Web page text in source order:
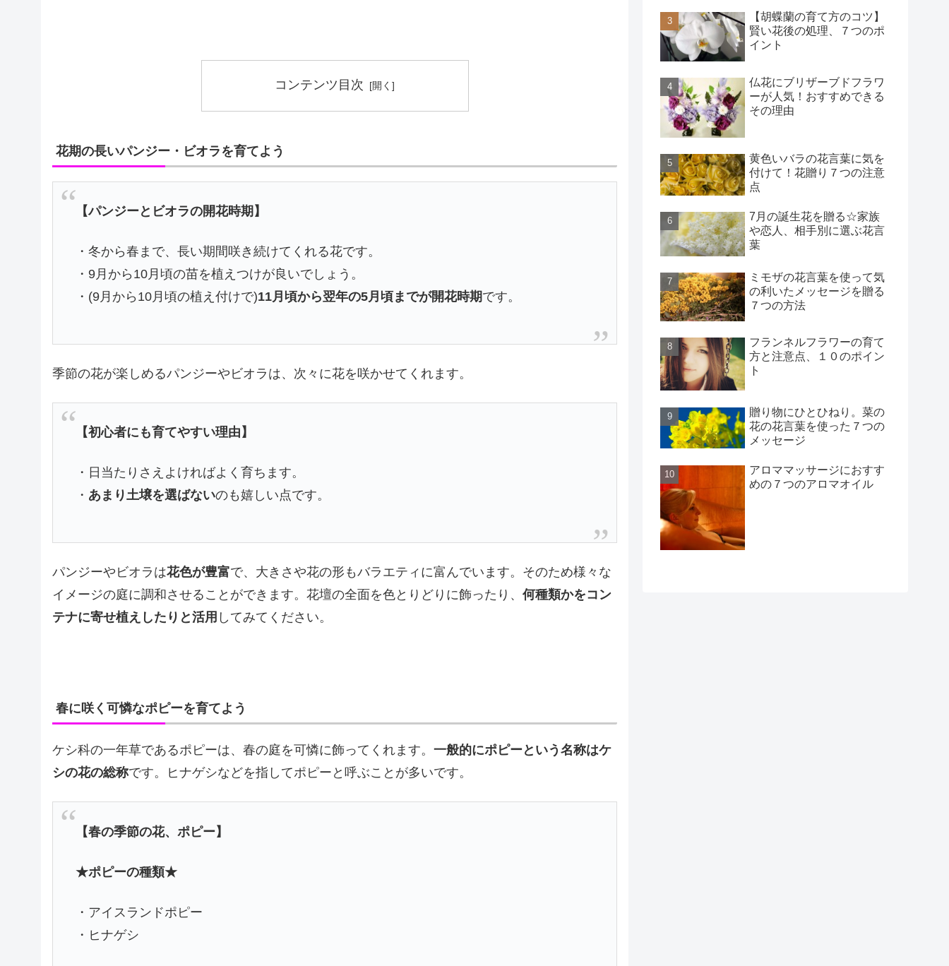
コンテンツ目次
花期の長いパンジー・ビオラを育てよう
【パンジーとビオラの開花時期】
・冬から春まで、長い期間咲き続けてくれる花です。
・9月から10月頃の苗を植えつけが良いでしょう。
・(9月から10月頃の植え付けで)11月頃から翌年の5月頃までが開花時期です。
季節の花が楽しめるパンジーやビオラは、次々に花を咲かせてくれます。
【初心者にも育てやすい理由】
・日当たりさえよければよく育ちます。
・ あまり土壌を選ばないのも嬉しい点です。
パンジーやビオラは花色が豊富で、大きさや花の形もバラエティに富んでいます。そのため様々な
イメージの庭に調和させることができます。花壇の全面を色とりどりに飾ったり、 何種類かをコン
テナに寄せ植えしたりと活用 してみてください。
春に咲く可憐なポピーを育てよう
ケシ科の一年草であるポピーは、春の庭を可憐に飾ってくれます。 一般的にポピーという名称はケ
シの花の総称です。ヒナゲシなどを指してポピーと呼ぶことが多いです。
【春の季節の花、ポピー】
★ポピーの種類★
・アイスランドポピー
・ヒナゲシ
【胡蝶蘭の育て方のコツ】
賢い花後の処理、７つのポ
イント
仏花にブリザーブドフラワ
ーが人気！おすすめできる
その理由
黄色いバラの花言葉に気を
付けて！花贈り７つの注意
点
7月の誕生花を贈る☆家族
や恋人、相手別に選ぶ花言
葉
ミモザの花言葉を使って気
の利いたメッセージを贈る
７つの方法
フランネルフラワーの育て
方と注意点、１０のポイン
ト
贈り物にひとひねり。菜の
花の花言葉を使った７つの
メッセージ
アロママッサージにおすす
めの７つのアロマオイル